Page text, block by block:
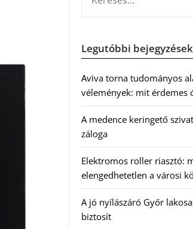
Legutóbbi bejegyzések
Aviva torna tudományos
vélemények: mit érdemes
A medence keringető
záloga
Elektromos roller riasztó:
elengedhetetlen a városi
A jó nyílászáró Győr
biztosít